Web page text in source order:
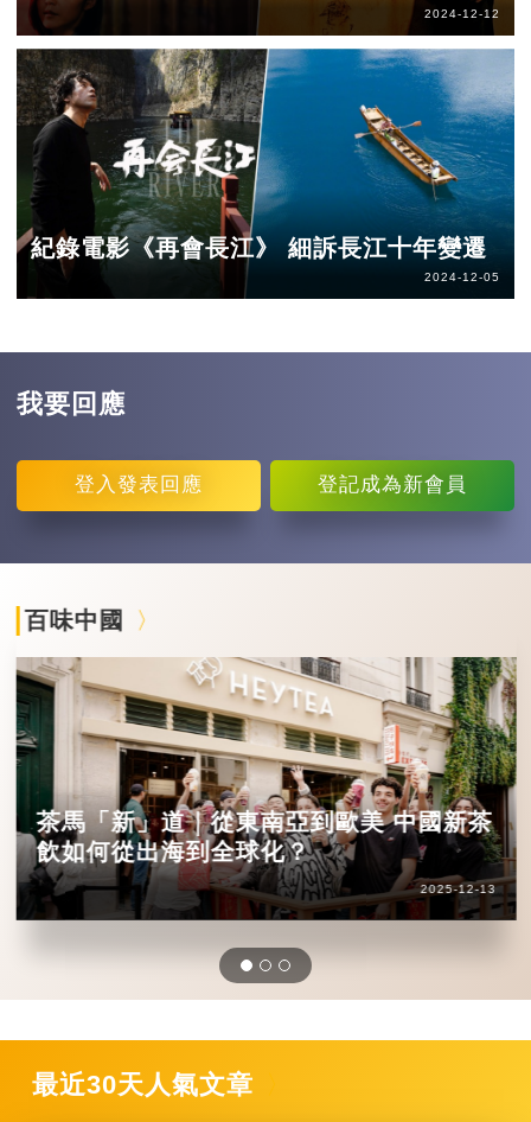
2024-12-12
紀錄電影《再會長江》 細訴長江十年變遷
2024-12-05
我要回應
登入 發表回應 登記成為新會員
百味中國
茶馬「新」道｜從東南亞到歐美 中國新茶
飲如何從出海到全球化？
2025-12-13
最近30天人氣文章